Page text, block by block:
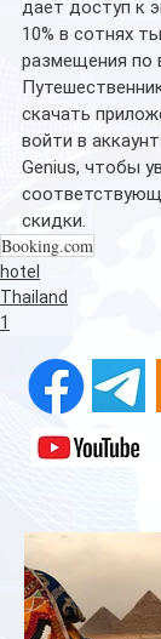
дает доступ к
10% в сотнях
размещения по
скачать
войти в
Genius, чтобы
скидки.
Booking.com
hotel
Thailand
1